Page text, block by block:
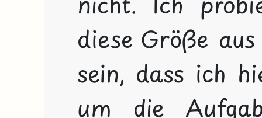
diese Größe
sein, dass ich
um die